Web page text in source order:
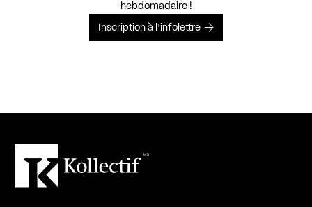
hebdomadaire !
Inscription à l’infolettre